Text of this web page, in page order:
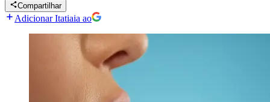
Compartilhar
Adicionar Itatiaia ao